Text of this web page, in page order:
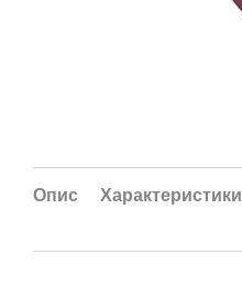
Опис Характеристики